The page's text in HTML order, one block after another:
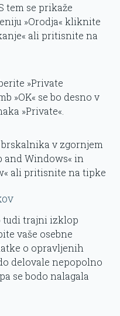
tem se prikaže
»Orodja« kliknite
ali pritisnite na
»Private
»OK« se bo desno v
»Private«.
v zgornjem
and Windows« in
ali pritisnite na tipke
tudi trajni izklop
vaše osebne
o opravljenih
delovale nepopolno
se bodo nalagala